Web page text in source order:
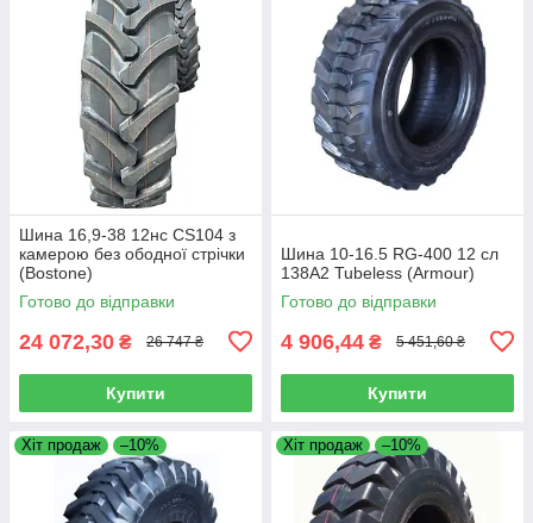
Шина 16,9-38 12нс CS104 з
камерою без ободної стрічки
(Bostone)
Готово до відправки
24 072,30 ₴ 26 747 ₴
Купити
Шина 10-16.5 RG-400 12 сл
138A2 Tubeless (Armour)
Готово до відправки
4 906,44 ₴ 5 451,60 ₴
Купити
Хіт продаж –10% Хіт продаж –10%